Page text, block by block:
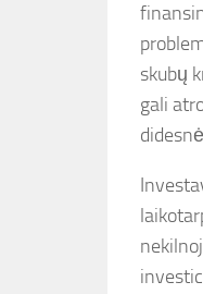
skubų
gali